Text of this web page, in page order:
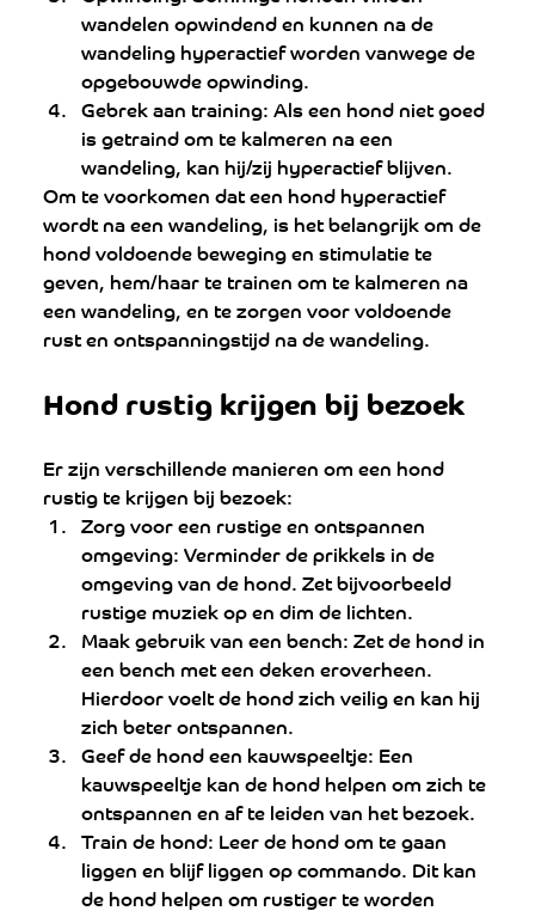
wandelen opwindend en kunnen na de
wandeling hyperactief worden vanwege de
opgebouwde opwinding.
Gebrek aan training: Als een hond niet goed
is getraind om te kalmeren na een
wandeling, kan hij/zij hyperactief blijven.
Om te voorkomen dat een hond hyperactief
wordt na een wandeling, is het belangrijk om de
hond voldoende beweging en stimulatie te
geven, hem/haar te trainen om te kalmeren na
een wandeling, en te zorgen voor voldoende
rust en ontspanningstijd na de wandeling.
Hond rustig krijgen bij bezoek
Er zijn verschillende manieren om een hond
rustig te krijgen bij bezoek:
Zorg voor een rustige en ontspannen
omgeving: Verminder de prikkels in de
omgeving van de hond. Zet bijvoorbeeld
rustige muziek op en dim de lichten.
Maak gebruik van een bench: Zet de hond in
een bench met een deken eroverheen.
Hierdoor voelt de hond zich veilig en kan hij
zich beter ontspannen.
Geef de hond een kauwspeeltje: Een
kauwspeeltje kan de hond helpen om zich te
ontspannen en af te leiden van het bezoek.
Train de hond: Leer de hond om te gaan
liggen en blijf liggen op commando. Dit kan
de hond helpen om rustiger te worden